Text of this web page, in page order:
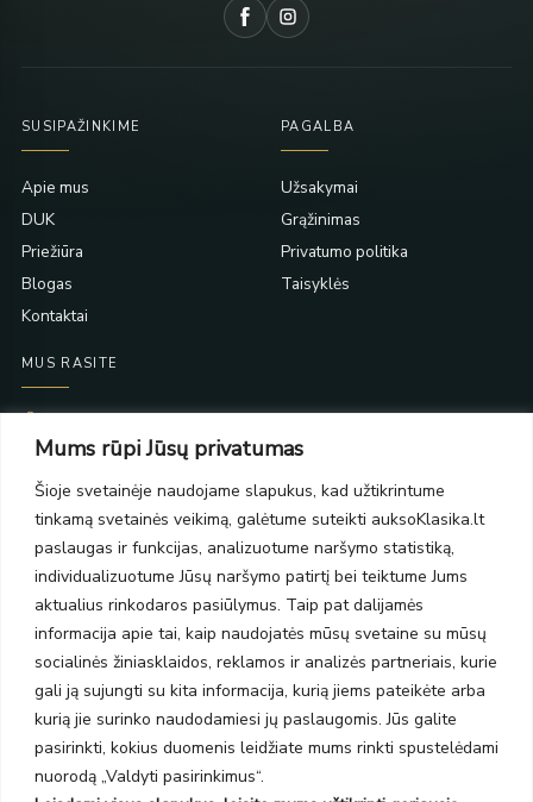
Mums rūpi Jūsų privatumas
Šioje svetainėje naudojame slapukus, kad užtikrintume
tinkamą svetainės veikimą, galėtume suteikti auksoKlasika.lt
paslaugas ir funkcijas, analizuotume naršymo statistiką,
individualizuotume Jūsų naršymo patirtį bei teiktume Jums
aktualius rinkodaros pasiūlymus. Taip pat dalijamės
informacija apie tai, kaip naudojatės mūsų svetaine su mūsų
socialinės žiniasklaidos, reklamos ir analizės partneriais, kurie
gali ją sujungti su kita informacija, kurią jiems pateikėte arba
kurią jie surinko naudodamiesi jų paslaugomis. Jūs galite
pasirinkti, kokius duomenis leidžiate mums rinkti spustelėdami
nuorodą „Valdyti pasirinkimus“.
SUSIPAŽINKIME
Apie mus
DUK
Priežiūra
Blogas
Kontaktai
PAGALBA
Užsakymai
Grąžinimas
Privatumo politika
Taisyklės
MUS RASITE
PC Molas, Klaipėda
PC BIG 2, Klaipėda
Šilutės pl. 35
PC Banginis, Klaipėda
NAUJIENLAIŠKIS
Prenumeruokite ir gaukite pasiūlymus, naujienas bei riboto
leidimo kolekcijas.